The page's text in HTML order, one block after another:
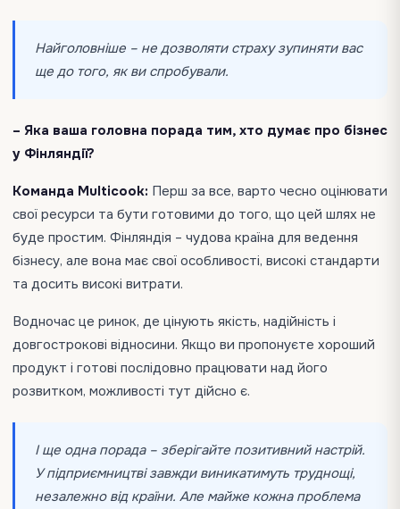
Найголовніше – не дозволяти страху зупиняти вас
ще до того, як ви спробували.
– Яка ваша головна порада тим, хто думає про бізнес
у Фінляндії?
Команда Multicook: Перш за все, варто чесно оцінювати
свої ресурси та бути готовими до того, що цей шлях не
буде простим. Фінляндія – чудова країна для ведення
бізнесу, але вона має свої особливості, високі стандарти
та досить високі витрати.
Водночас це ринок, де цінують якість, надійність і
довгострокові відносини. Якщо ви пропонуєте хороший
продукт і готові послідовно працювати над його
розвитком, можливості тут дійсно є.
І ще одна порада – зберігайте позитивний настрій.
У підприємництві завжди виникатимуть труднощі,
незалежно від країни. Але майже кожна проблема